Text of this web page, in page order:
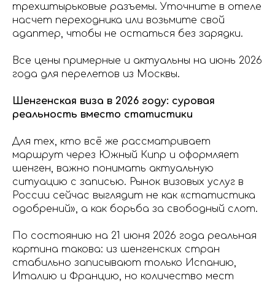
трехштырьковые разъемы. Уточните в отеле
насчет переходника или возьмите свой
адаптер, чтобы не остаться без зарядки.
Все цены примерные и актуальны на июнь 2026
года для перелетов из Москвы.
Шенгенская виза в 2026 году: суровая
реальность вместо статистики
Для тех, кто всё же рассматривает
маршрут через Южный Кипр и оформляет
шенген, важно понимать актуальную
ситуацию с записью. Рынок визовых услуг в
России сейчас выглядит не как «статистика
одобрений», а как борьба за свободный слот.
По состоянию на 21 июня 2026 года реальная
картина такова: из шенгенских стран
стабильно записывают только Испанию,
Италию и Францию, но количество мест